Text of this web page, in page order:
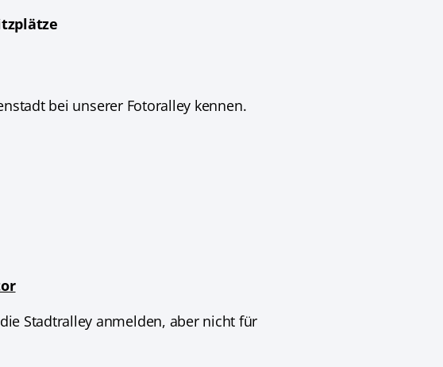
bei unserer Fotoralley kennen.
Stadtralley anmelden, aber nicht für